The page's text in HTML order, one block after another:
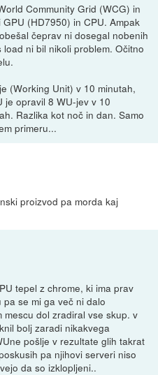
Community Grid (WCG) in
(HD7950) in CPU. Ampak
čeprav ni dosegal nobenih
ni bil nikoli problem. Očitno
(Working Unit) v 10 minutah,
je opravil 8 WU-jev v 10
Razlika kot noč in dan. Samo
primeru...
proizvod pa morda kaj
tepel z chrome, ki ima prav
se mi ga več ni dalo
dol zradiral vse skup. v
bolj zaradi nikakvega
pošlje v rezultate glih takrat
pa njihovi serveri niso
da so izklopljeni..